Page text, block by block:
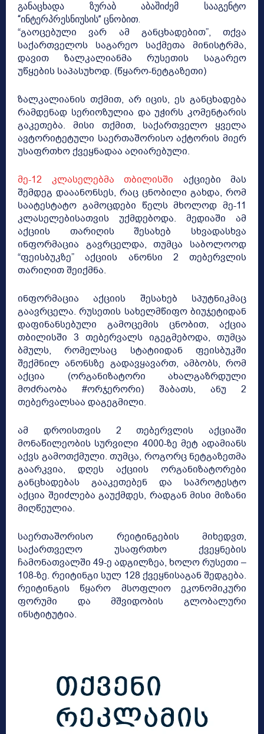
განაცხადა ზურაბ აბაშიძემ სააგენტო
“ინტერპრესნიუსის” ცნობით.
“გაოცებული ვარ ამ განცხადებით”, თქვა
საქართველოს საგარეო საქმეთა მინისტრმა,
დავით ზალკალიანმა რუსეთის საგარეო
უწყების საპასუხოდ. (წყარო-ნეტგაზეთი)
ზალკალიანის თქმით, არ იცის, ეს განცხადება
რამდენად სერიოზულია და უჭირს კომენტარის
გაკეთება. მისი თქმით, საქართველო ყველა
ავტორიტეტული საერთაშორისო აქტორის მიერ
უსაფრთხო ქვეყნადაა აღიარებული.
მე-12 კლასელებმა თბილისში აქციები მას
შემდეგ დააანონსეს, რაც ცნობილი გახდა, რომ
საატესტატო გამოცდები წელს მხოლოდ მე-11
კლასელებისათვის უქმდებოდა. მედიაში ამ
აქციის თარიღის შესახებ სხვადასხვა
ინფორმაცია გავრცელდა, თუმცა საბოლოოდ
“ფეისბუკზე” აქციის ანონსი 2 თებერვლის
თარიღით შეიქმნა.
ინფორმაცია აქციის შესახებ სპუტნიკმაც
გაავრცელა. რუსეთის სახელმწიფო ბიუჯეტიდან
დაფინანსებული გამოცემის ცნობით, აქცია
თბილისში 3 თებერვალს იგეგმებოდა, თუმცა
ბმულს, რომელსაც სტატიიდან ფეისბუკში
შექმნილ ანონსზე გადავყავართ, ამბობს, რომ
აქცია (ორგანიზატორი ახალგაზრდული
მოძრაობა #ორჯერორი) შაბათს, ანუ 2
თებერვალსაა დაგეგმილი.
ამ დროისთვის 2 თებერვლის აქციაში
მონაწილეობის სურვილი 4000-ზე მეტ ადამიანს
აქვს გამოთქმული. თუმცა, როგორც ნეტგაზეთმა
გაარკვია, დღეს აქციის ორგანიზატორები
განცხადებას გააკეთებენ და საპროტესტო
აქცია შეიძლება გაუქმდეს, რადგან მისი მიზანი
მიღწეულია.
საერთაშორისო რეიტინგების მიხედვთ,
საქართველო უსაფრთხო ქვეყნების
ჩამონათვალში 49-ე ადგილზეა, ხოლო რუსეთი –
108-ზე. რეიტინგი სულ 128 ქვეყნისაგან შედგება.
რეიტინგის წყარო მსოფლიო ეკონომიკური
ფორუმი და მშვიდობის გლობალური
ინსტიტუტია.